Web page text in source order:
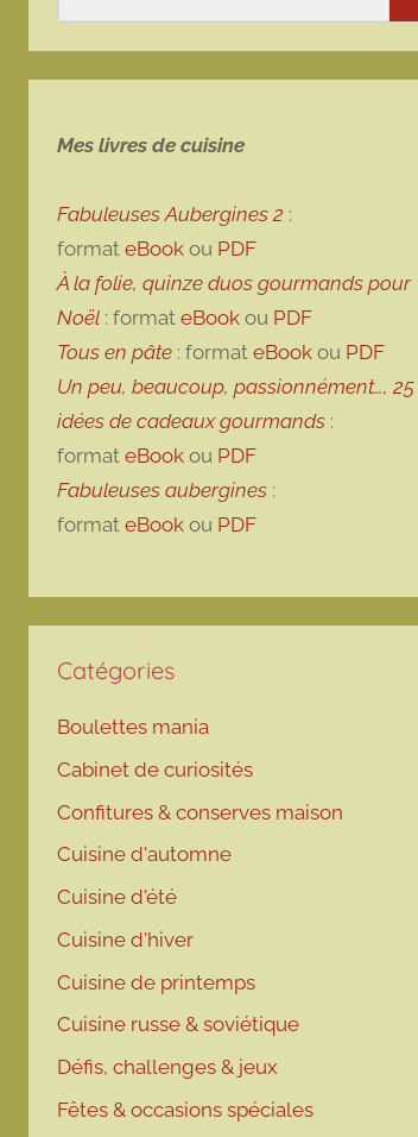
Mes livres de cuisine
Fabuleuses Aubergines 2 :
format eBook ou PDF
À la folie, quinze duos gourmands pour
Noël : format eBook ou PDF
Tous en pâte : format eBook ou PDF
Un peu, beaucoup, passionnément…, 25
idées de cadeaux gourmands :
format eBook ou PDF
Fabuleuses aubergines :
format eBook ou PDF
Catégories
Boulettes mania
Cabinet de curiosités
Confitures & conserves maison
Cuisine d'automne
Cuisine d'été
Cuisine d'hiver
Cuisine de printemps
Cuisine russe & soviétique
Défis, challenges & jeux
Fêtes & occasions spéciales